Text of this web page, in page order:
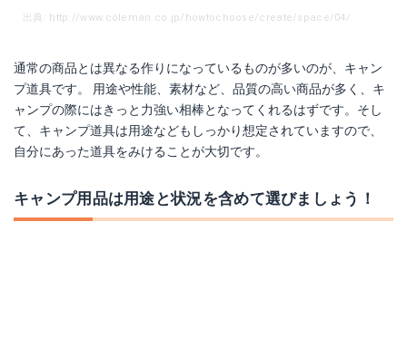
ユニセラ TG-III
Amazonで詳細を見る
コンパクト焚き火グリル 『Ｂ-６君』
Amazonで詳細を見る
出典: http://www.coleman.co.jp/howtochoose/create/space/04/
通常の商品とは異なる作りになっているものが多いのが、キャン
プ道具です。 用途や性能、素材など、品質の高い商品が多く、キ
ャンプの際にはきっと力強い相棒となってくれるはずです。そし
て、キャンプ道具は用途などもしっかり想定されていますので、
自分にあった道具をみけることが大切です。
キャンプ用品は用途と状況を含めて選びましょう！